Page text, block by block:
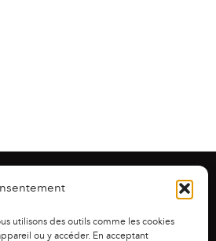
utilisons des outils comme les cookies
ou y accéder. En acceptant